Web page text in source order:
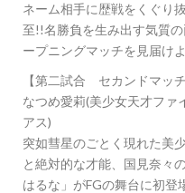
ネーム相手に歴戦をくぐり
至!!名勝負を生み出す気質
ープニングマッチを見届け
【第二試合 セカンドマッ
なつめ愛莉(美少女天才ファ
アス)
突如彗星のごとく現れた美
と絶対的な才能、国見奈々
はるな」がFGの舞台に初